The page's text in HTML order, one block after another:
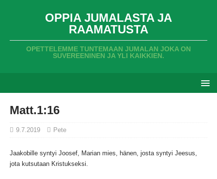
OPPIA JUMALASTA JA
RAAMATUSTA
OPETTELEMME TUNTEMAAN JUMALAN JOKA ON
SUVEREENINEN JA YLI KAIKKIEN.
Matt.1:16
9.7.2019 Pete
Jaakobille syntyi Joosef, Marian mies, hänen, josta syntyi Jeesus,
jota kutsutaan Kristukseksi.